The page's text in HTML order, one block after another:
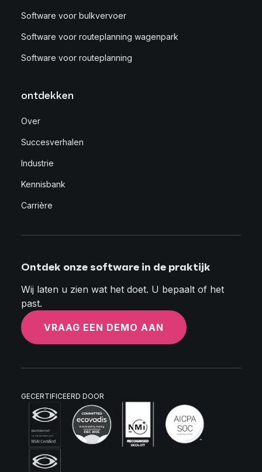
Software voor bulkvervoer
Software voor routeplanning wagenpark
Software voor routeplanning
ontdekken
Over
Succesverhalen
Industrie
Kennisbank
Carrière
Ontdek onze software in de praktijk
Wij laten u zien wat het doet. U bepaalt of het
past.
VRAAG EEN DEMO AAN
GECERTIFICEERD DOOR